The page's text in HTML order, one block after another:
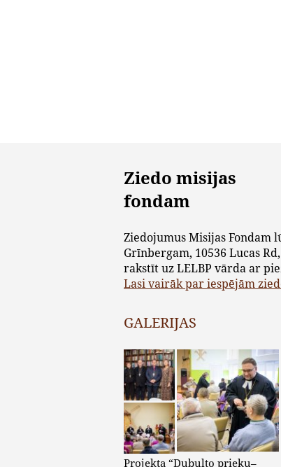
Ziedo misijas
fondam
Ziedojumus Misijas Fondam
Grīnbergam, 10536 Lucas
rakstīt uz LELBP vārda ar
Lasi vairāk par iespējām
GALERIJAS
Projekta “Dubulto prieku–